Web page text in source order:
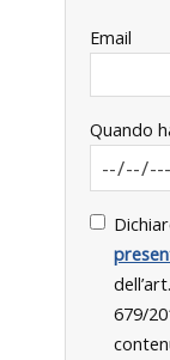
Email
Quando
679/